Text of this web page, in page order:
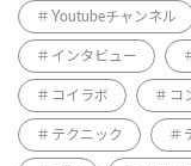
Youtubeチャンネル
インタビュー
コイラボ コ
テクニック